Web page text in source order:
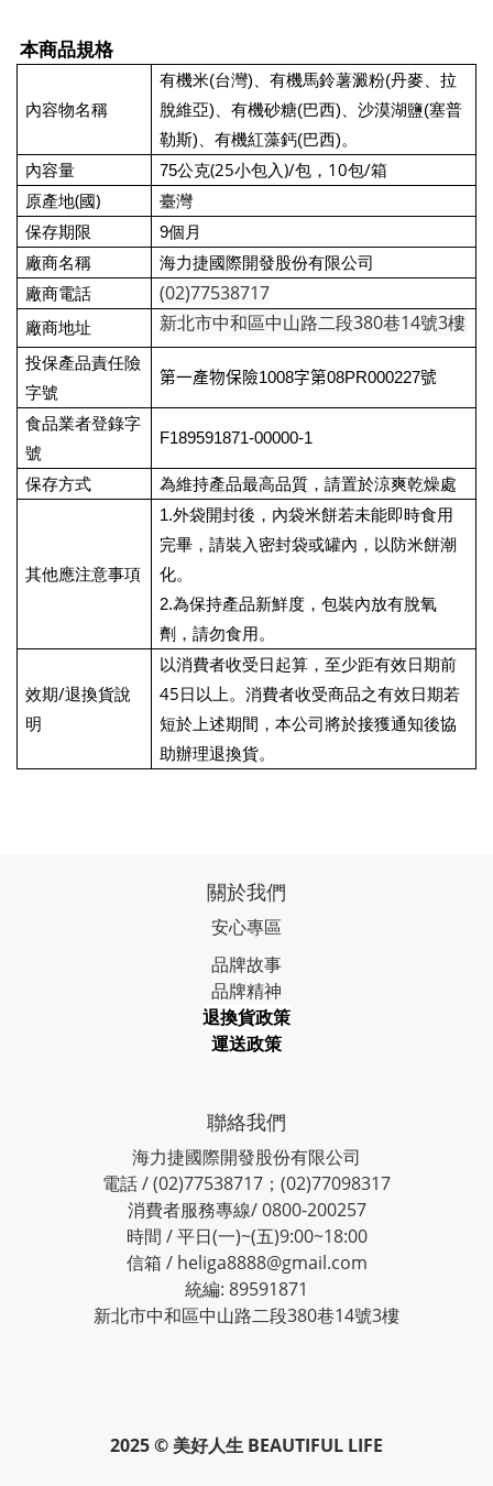
本商品規格
內容物名稱
有機米(台灣)、有機馬鈴薯澱粉(丹麥、拉
脫維亞)、有機砂糖(巴西)、沙漠湖鹽(塞普
勒斯)、有機紅藻鈣(巴西)。
內容量
75公克(25小包入)/包，10包/箱
原產地(國)
臺灣
保存期限
9個月
廠商名稱
海力捷國際開發股份有限公司
廠商電話
(02)77538717
廠商地址 新北市中和區中山路二段380巷14號3樓
投保產品責任險
字號
第一產物保險1008字第08PR000227號
食品業者登錄字
號
F189591871-00000-1
保存方式 為維持產品最高品質，請置於涼爽乾燥處
其他應注意事項
1.外袋開封後，內袋米餅若未能即時食用
完畢，請裝入密封袋或罐內，以防米餅潮
化。
2.為保持產品新鮮度，包裝內放有脫氧
劑，請勿食用。
效期/退換貨說
明
以消費者收受日起算，至少距有效日期前
45 日以上。消費者收受商品之有效日期若
短於上述期間，本公司將於接獲通知後協
助辦理退換貨。
關於我們
安心專區
品牌故事
品牌精神
退換貨政策
運送政策
聯絡我們
海力捷國際開發股份有限公司
電話 / (02)77538717；(02)77098317
消費者服務專線/ 0800-200257
時間 / 平日(一)~(五)9:00~18:00
信箱 / heliga8888@gmail.com
統編: 89591871
新北市中和區中山路二段380巷14號3樓
2025 © 美好人生 BEAUTIFUL LIFE